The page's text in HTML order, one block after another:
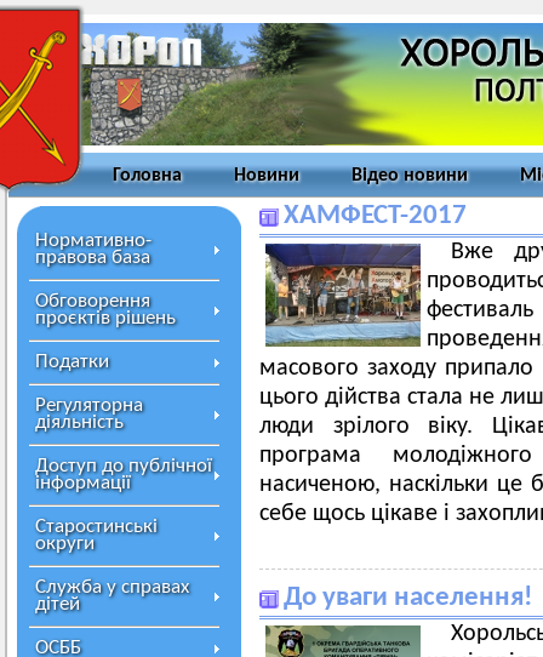
Головна Новини Відео новини
Нормативно-
правова база
Обговорення
проєктів рішень
Податки
Регуляторна
діяльність
Доступ до публічної
інформації
Старостинські
округи
Служба у справах
дітей
ОСББ
ХАМФЕСТ-2017
Вже
масового заходу
цього дійства стала не
люди зрілого віку.
програма
насиченою, наскільки
себе щось цікаве і
До уваги населення!